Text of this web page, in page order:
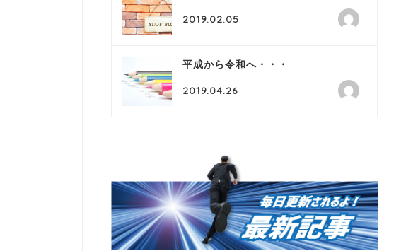
2019.02.05
平成から令和へ・・・
2019.04.26